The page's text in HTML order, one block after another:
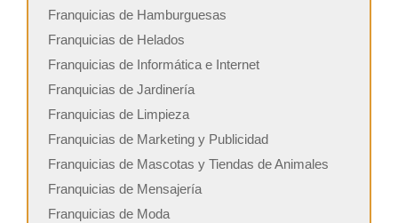
Franquicias de Hamburguesas
Franquicias de Helados
Franquicias de Informática e Internet
Franquicias de Jardinería
Franquicias de Limpieza
Franquicias de Marketing y Publicidad
Franquicias de Mascotas y Tiendas de Animales
Franquicias de Mensajería
Franquicias de Moda